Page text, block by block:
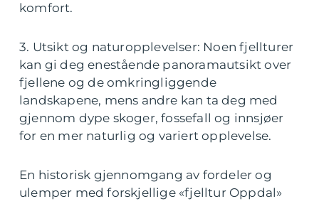
komfort.
3. Utsikt og naturopplevelser: Noen fjellturer
kan gi deg enestående panoramautsikt over
fjellene og de omkringliggende
landskapene, mens andre kan ta deg med
gjennom dype skoger, fossefall og innsjøer
for en mer naturlig og variert opplevelse.
En historisk gjennomgang av fordeler og
ulemper med forskjellige «fjelltur Oppdal»